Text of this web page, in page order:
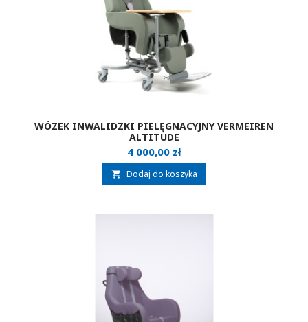
WÓZEK INWALIDZKI PIELĘGNACYJNY VERMEIREN
ALTITUDE
Cena
4 000,00 zł
 Dodaj do koszyka